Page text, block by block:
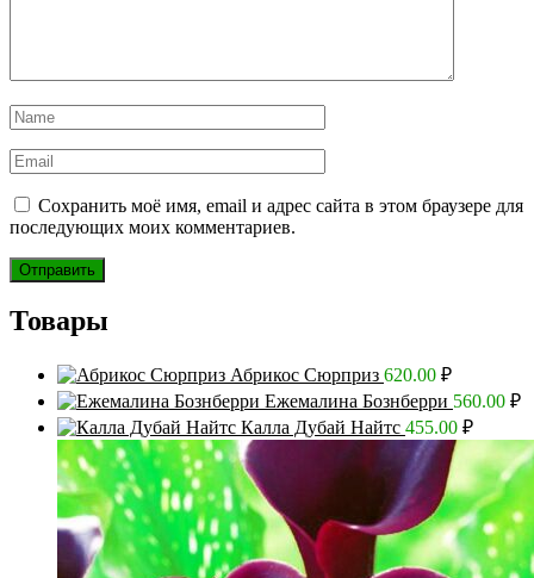
Сохранить моё имя, email и адрес сайта в этом браузере для
последующих моих комментариев.
Товары
Абрикос Сюрприз 620.00 ₽
Ежемалина Бознберри 560.00 ₽
Калла Дубай Найтс 455.00 ₽